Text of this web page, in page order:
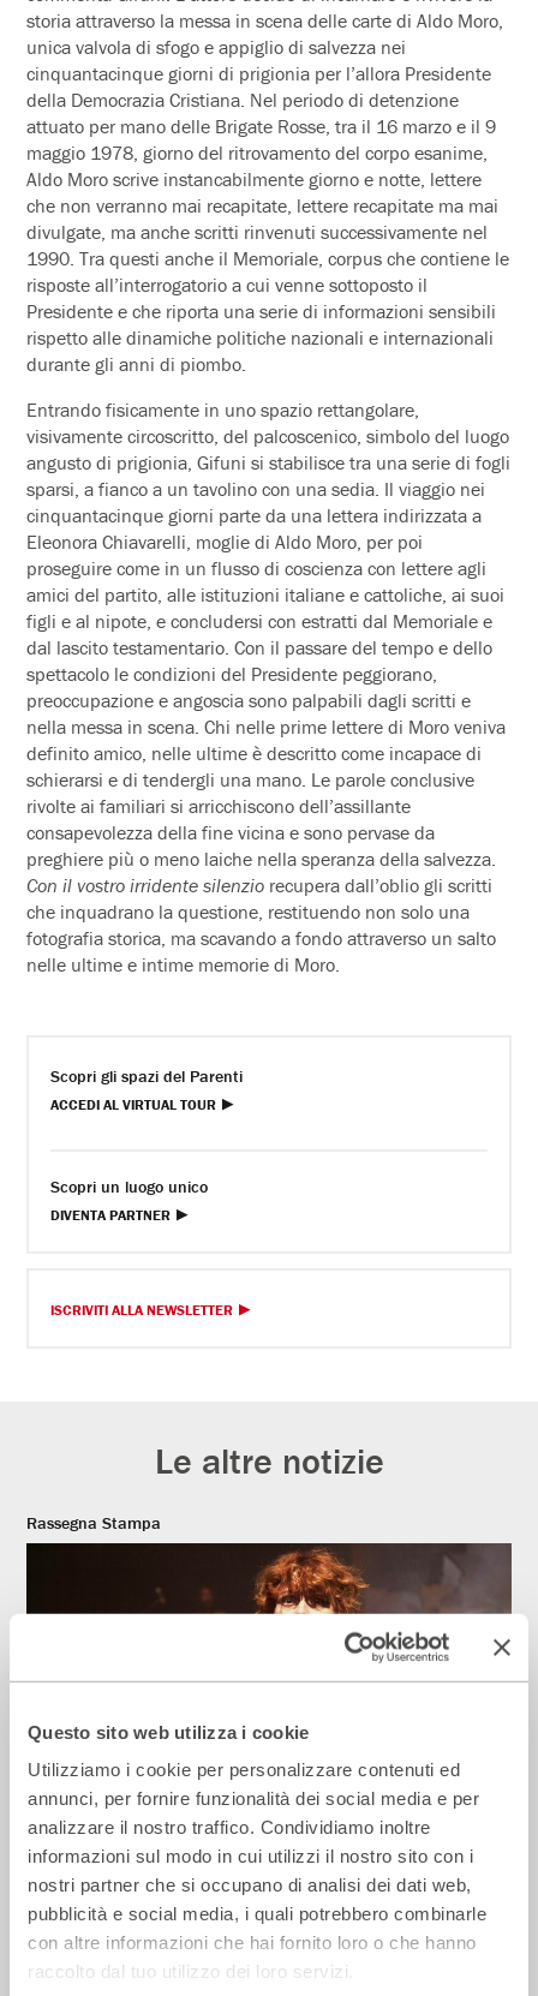
Questo sito web utilizza i cookie
Utilizziamo i cookie per personalizzare contenuti ed
annunci, per fornire funzionalità dei social media e per
analizzare il nostro traffico. Condividiamo inoltre
informazioni sul modo in cui utilizzi il nostro sito con i
nostri partner che si occupano di analisi dei dati web,
pubblicità e social media, i quali potrebbero combinarle
con altre informazioni che hai fornito loro o che hanno
raccolto dal tuo utilizzo dei loro servizi.
storia attraverso la messa in scena delle carte di Aldo Moro,
unica valvola di sfogo e appiglio di salvezza nei
cinquantacinque giorni di prigionia per l’allora Presidente
della Democrazia Cristiana. Nel periodo di detenzione
attuato per mano delle Brigate Rosse, tra il 16 marzo e il 9
maggio 1978, giorno del ritrovamento del corpo esanime,
Aldo Moro scrive instancabilmente giorno e notte, lettere
che non verranno mai recapitate, lettere recapitate ma mai
divulgate, ma anche scritti rinvenuti successivamente nel
1990. Tra questi anche il Memoriale, corpus che contiene le
risposte all’interrogatorio a cui venne sottoposto il
Presidente e che riporta una serie di informazioni sensibili
rispetto alle dinamiche politiche nazionali e internazionali
durante gli anni di piombo.
Entrando fisicamente in uno spazio rettangolare,
visivamente circoscritto, del palcoscenico, simbolo del luogo
angusto di prigionia, Gifuni si stabilisce tra una serie di fogli
sparsi, a fianco a un tavolino con una sedia. Il viaggio nei
cinquantacinque giorni parte da una lettera indirizzata a
Eleonora Chiavarelli, moglie di Aldo Moro, per poi
proseguire come in un flusso di coscienza con lettere agli
amici del partito, alle istituzioni italiane e cattoliche, ai suoi
figli e al nipote, e concludersi con estratti dal Memoriale e
dal lascito testamentario. Con il passare del tempo e dello
spettacolo le condizioni del Presidente peggiorano,
preoccupazione e angoscia sono palpabili dagli scritti e
nella messa in scena. Chi nelle prime lettere di Moro veniva
definito amico, nelle ultime è descritto come incapace di
schierarsi e di tendergli una mano. Le parole conclusive
rivolte ai familiari si arricchiscono dell’assillante
consapevolezza della fine vicina e sono pervase da
preghiere più o meno laiche nella speranza della salvezza.
Con il vostro irridente silenzio recupera dall’oblio gli scritti
che inquadrano la questione, restituendo non solo una
fotografia storica, ma scavando a fondo attraverso un salto
nelle ultime e intime memorie di Moro.
Scopri gli spazi del Parenti
ACCEDI AL VIRTUAL TOUR
Scopri un luogo unico
DIVENTA PARTNER
ISCRIVITI ALLA NEWSLETTER
Le altre notizie
Rassegna Stampa
Il Giornale – Mirandolina intona le note
dei cantautori
28 Luglio 2026